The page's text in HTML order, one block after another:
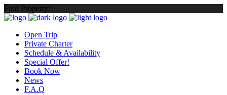
Find Property:
Open Trip
Private Charter
Schedule & Availability
Special Offer!
Book Now
News
F.A.Q